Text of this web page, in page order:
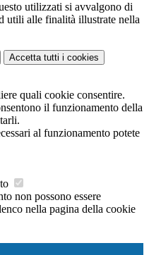
utilizzati si avvalgono di
utili alle finalità illustrate nella
Accetta tutti i cookies
quali cookie consentire.
il funzionamento della
al funzionamento potete
non possono essere
nella pagina della cookie